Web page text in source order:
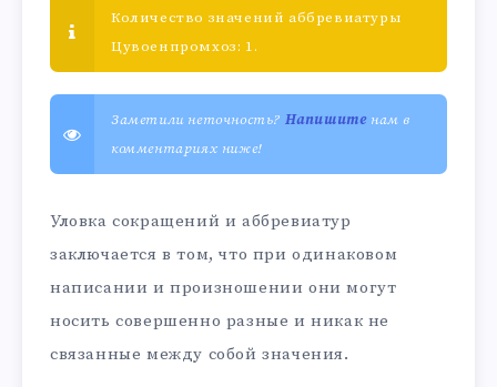
Количество значений аббревиатуры
Цувоенпромхоз: 1.
Заметили неточность? Напишитенам в
комментариях ниже!
Уловка сокращений и аббревиатур
заключается в том, что при одинаковом
написании и произношении они могут
носить совершенно разные и никак не
связанные между собой значения.